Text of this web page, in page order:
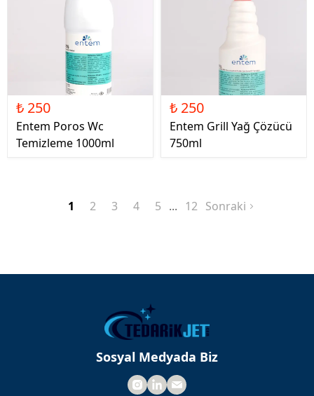
₺ 250
Entem Poros Wc
Temizleme 1000ml
₺ 250
Entem Grill Yağ Çözücü
750ml
1 2 3 4 5 12 Sonraki
Sosyal Medyada Biz